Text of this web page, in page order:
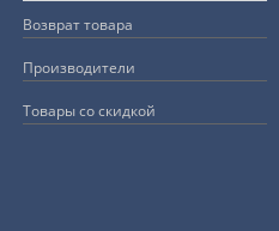
Возврат товара
Производители
Товары со скидкой